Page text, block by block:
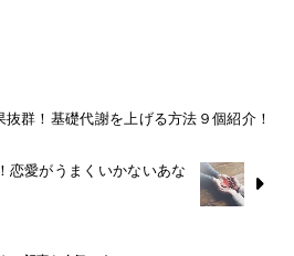
抜群！基礎代謝を上げる方法９個紹介！
恋愛がうまくいかないあな